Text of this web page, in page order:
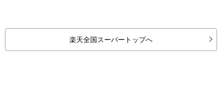
楽天全国スーパートップへ